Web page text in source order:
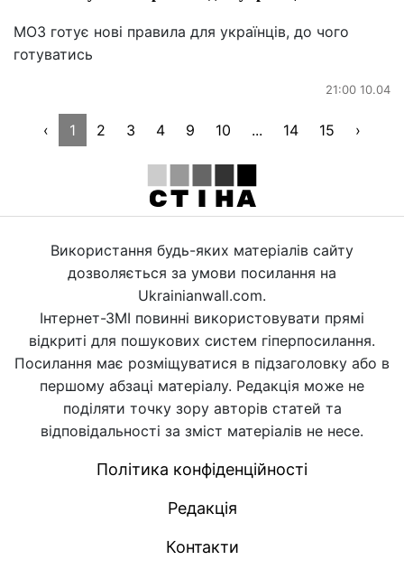
МОЗ готує нові правила для українців, до чого
готуватись
21:00 10.04
‹ 1 2 3 4 9 10 ... 14 15 ›
Використання будь-яких матеріалів сайту
дозволяється за умови посилання на
Ukrainianwall.com.
Інтернет-ЗМІ повинні використовувати прямі
відкриті для пошукових систем гіперпосилання.
Посилання має розміщуватися в підзаголовку або в
першому абзаці матеріалу. Редакція може не
поділяти точку зору авторів статей та
відповідальності за зміст матеріалів не несе.
Політика конфіденційності
Редакція
Контакти